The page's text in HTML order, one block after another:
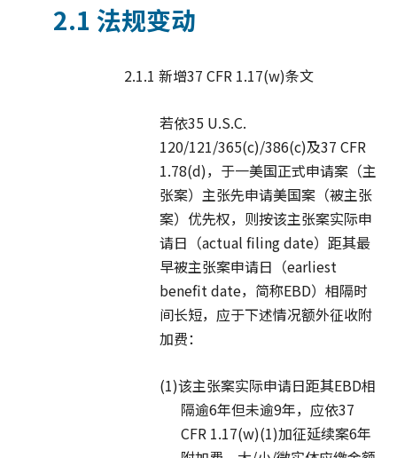
2.1 法规变动
2.1.1 新增37 CFR 1.17(w)条文
若依35 U.S.C.
120/121/365(c)/386(c)及37 CFR
1.78(d)，于一美国正式申请案（主
张案）主张先申请美国案（被主张
案）优先权，则按该主张案实际申
请日（actual filing date）距其最
早被主张案申请日（earliest
benefit date，简称EBD）相隔时
间长短，应于下述情况额外征收附
加费：
(1)该主张案实际申请日距其EBD相
隔逾6年但未逾9年，应依37
CFR 1.17(w)(1)加征延续案6年